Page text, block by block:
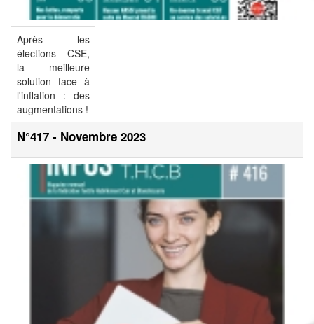
Après les
élections CSE,
la meilleure
solution face à
l'inflation : des
augmentations !
N°417 - Novembre 2023